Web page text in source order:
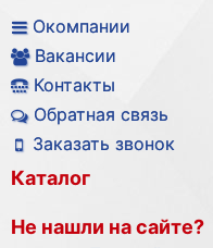
Окомпании
Вакансии
Контакты
Обратная связь
Заказать звонок
Каталог
Не нашли на сайте?